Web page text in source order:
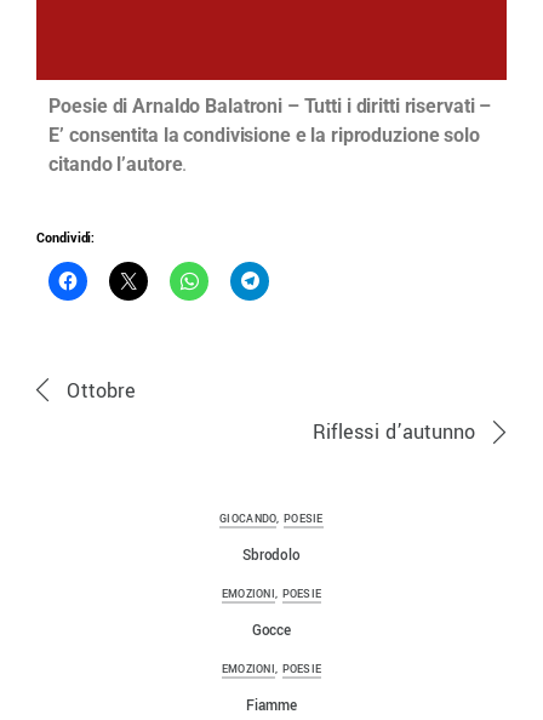
Poesie di Arnaldo Balatroni – Tutti i diritti riservati –
E’ consentita la condivisione e la riproduzione solo
citando l’autore.
Condividi:
Ottobre
Riflessi d’autunno
GIOCANDO, POESIE
Sbrodolo
EMOZIONI , POESIE
Gocce
EMOZIONI , POESIE
Fiamme